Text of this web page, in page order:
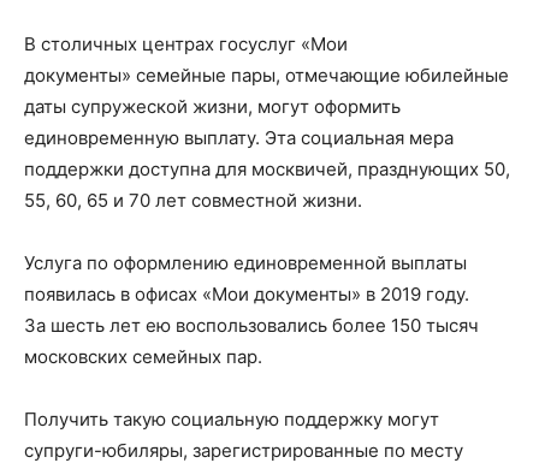
В столичных центрах госуслуг «Мои
документы» семейные пары, отмечающие юбилейные
даты супружеской жизни, могут оформить
единовременную выплату. Эта социальная мера
поддержки доступна для москвичей, празднующих 50,
55, 60, 65 и 70 лет совместной жизни.
Услуга по оформлению единовременной выплаты
появилась в офисах «Мои документы» в 2019 году.
За шесть лет ею воспользовались более 150 тысяч
московских семейных пар.
Получить такую социальную поддержку могут
супруги-юбиляры, зарегистрированные по месту